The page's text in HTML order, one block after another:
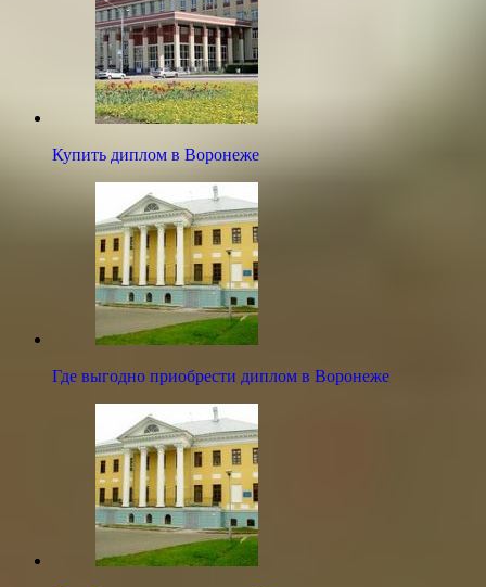
Купить диплом в Воронеже
Где выгодно приобрести диплом в Воронеже